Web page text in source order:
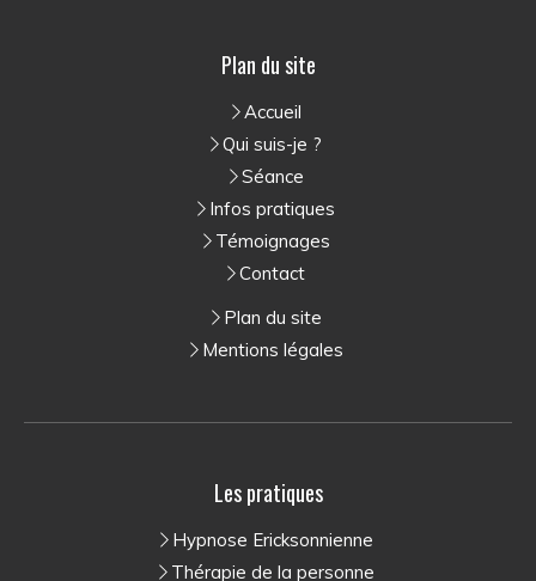
Plan du site
Accueil
Qui suis-je ?
Séance
Infos pratiques
Témoignages
Contact
Plan du site
Mentions légales
Les pratiques
Hypnose Ericksonnienne
Thérapie de la personne